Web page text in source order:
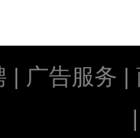
| 广告服务 |